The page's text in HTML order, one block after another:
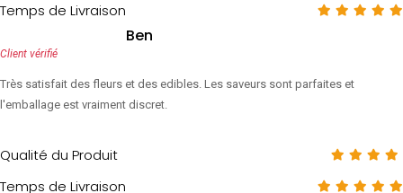
Temps de Livraison
Ben
Client vérifié
Très satisfait des fleurs et des edibles. Les saveurs sont parfaites et
l'emballage est vraiment discret.
Qualité du Produit
Temps de Livraison